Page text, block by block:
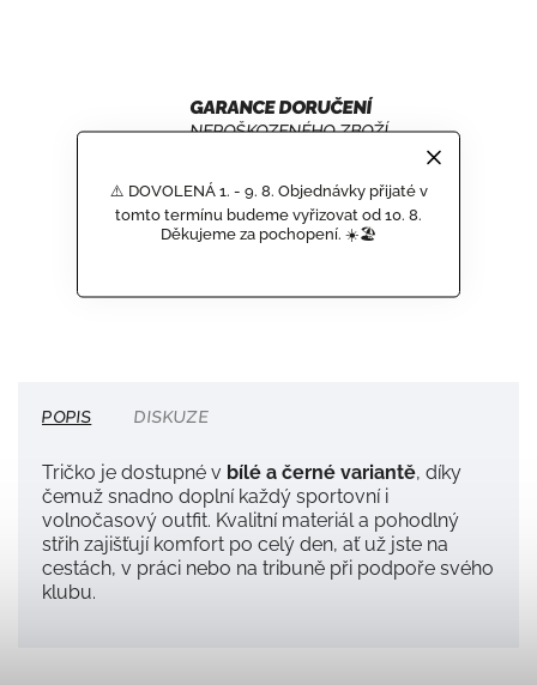
⚠️ DOVOLENÁ 1. - 9. 8. Objednávky přijaté v
tomto termínu budeme vyřizovat od 10. 8.
Děkujeme za pochopení. ☀️🏖️
GARANCE DORUČENÍ
NEPOŠKOZENÉHO ZBOŽÍ
DOPRAVA ZDARMA
PŘI NÁKUPU NAD 2 500 KČ
POPIS DISKUZE
Tričko je dostupné v bílé a černé variantě, díky
čemuž snadno doplní každý sportovní i
volnočasový outfit. Kvalitní materiál a pohodlný
střih zajišťují komfort po celý den, ať už jste na
cestách, v práci nebo na tribuně při podpoře svého
klubu.